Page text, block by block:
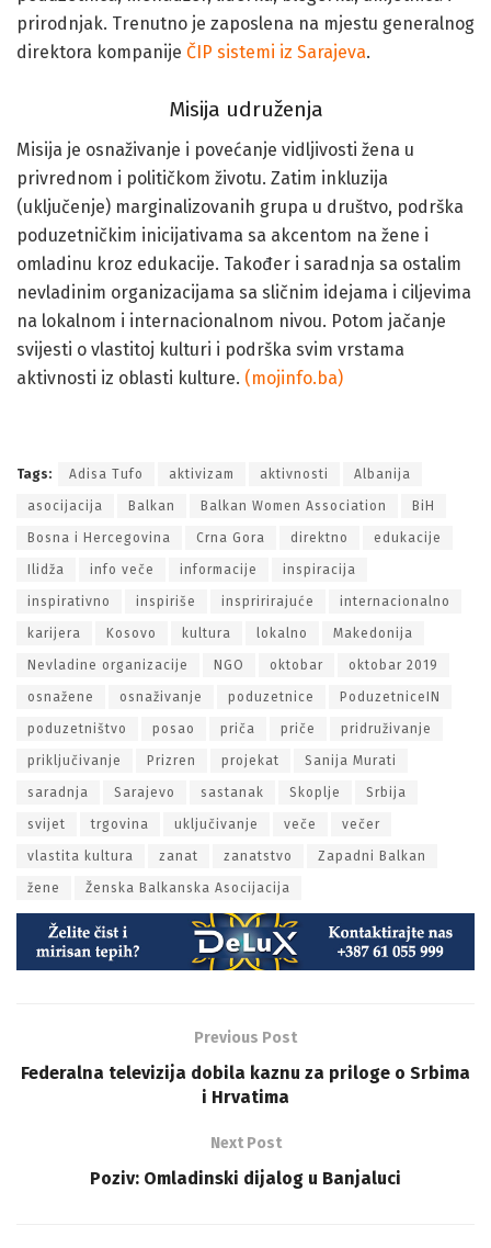
prirodnjak. Trenutno je zaposlena na mjestu generalnog
direktora kompanije ČIP sistemi iz Sarajeva.
Misija udruženja
Misija je osnaživanje i povećanje vidljivosti žena u
privrednom i političkom životu. Zatim inkluzija
(uključenje) marginalizovanih grupa u društvo, podrška
poduzetničkim inicijativama sa akcentom na žene i
omladinu kroz edukacije. Također i saradnja sa ostalim
nevladinim organizacijama sa sličnim idejama i ciljevima
na lokalnom i internacionalnom nivou. Potom jačanje
svijesti o vlastitoj kulturi i podrška svim vrstama
aktivnosti iz oblasti kulture. (mojinfo.ba)
Tags: Adisa Tufo aktivizam aktivnosti Albanija
asocijacija Balkan Balkan Women Association BiH
Bosna i Hercegovina Crna Gora direktno edukacije
Ilidža info veče informacije inspiracija
inspirativno inspiriše inspririrajuće internacionalno
karijera Kosovo kultura lokalno Makedonija
Nevladine organizacije NGO oktobar oktobar 2019
osnažene osnaživanje poduzetnice PoduzetniceIN
poduzetništvo posao priča priče pridruživanje
priključivanje Prizren projekat Sanija Murati
saradnja Sarajevo sastanak Skoplje Srbija
svijet trgovina uključivanje veče večer
vlastita kultura zanat zanatstvo Zapadni Balkan
žene Ženska Balkanska Asocijacija
Previous Post
Federalna televizija dobila kaznu za priloge o Srbima
i Hrvatima
Next Post
Poziv: Omladinski dijalog u Banjaluci